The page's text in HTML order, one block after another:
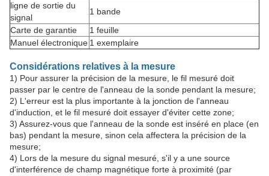
ligne de sortie du
signal
1 bande
Carte de garantie
1 feuille
Manuel électronique 1 exemplaire
Considérations relatives à la mesure
1) Pour assurer la précision de la mesure, le fil mesuré doit
passer par le centre de l'anneau de la sonde pendant la mesure;
2) L'erreur est la plus importante à la jonction de l'anneau
d'induction, et le fil mesuré doit essayer d'éviter cette zone;
3) Assurez-vous que l'anneau de la sonde est inséré en place (en
bas) pendant la mesure, sinon cela affectera la précision de la
mesure;
4) Lors de la mesure du signal mesuré, s'il y a une source
d'interférence de champ magnétique forte à proximité (par